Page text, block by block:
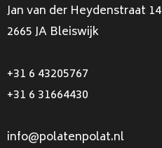
Jan van der Heydenstraat 14
2665 JA Bleiswijk
+31 6 43205767
+31 6 31664430
info@polatenpolat.nl